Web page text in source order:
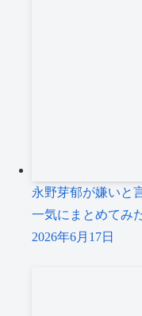
永野芽郁が嫌いと
一気にまとめてみ
2026年6月17日